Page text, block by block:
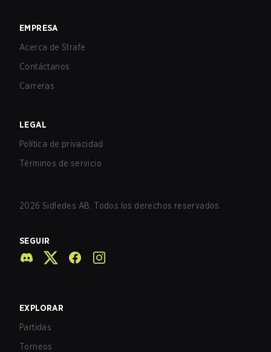
EMPRESA
Acerca de Strafe
Contáctanos
Carreras
LEGAL
Política de privacidad
Términos de servicio
2026 Sidledes AB. Todos los derechos reservados.
SEGUIR
EXPLORAR
Partidas
Torneos